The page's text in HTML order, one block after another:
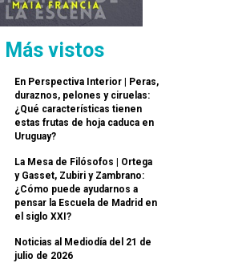
Más vistos
En Perspectiva Interior | Peras,
duraznos, pelones y ciruelas:
¿Qué características tienen
estas frutas de hoja caduca en
Uruguay?
La Mesa de Filósofos | Ortega
y Gasset, Zubiri y Zambrano:
¿Cómo puede ayudarnos a
pensar la Escuela de Madrid en
el siglo XXI?
Noticias al Mediodía del 21 de
julio de 2026